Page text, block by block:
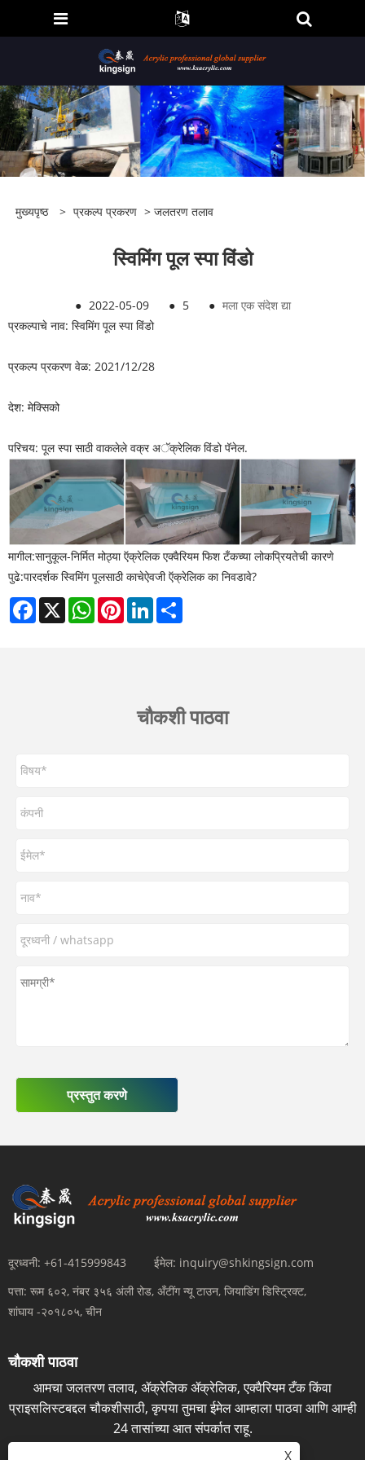
मुख्यपृष्ठ > प्रकल्प प्रकरण > जलतरण तलाव
स्विमिंग पूल स्पा विंडो
● 2022-05-09 ● 5 ● मला एक संदेश द्या
प्रकल्पाचे नाव: स्विमिंग पूल स्पा विंडो
प्रकल्प प्रकरण वेळ: 2021/12/28
देश: मेक्सिको
परिचय: पूल स्पा साठी वाकलेले वक्र अॅक्रेलिक विंडो पॅनेल.
मागील:सानुकूल-निर्मित मोठ्या ऍक्रेलिक एक्वैरियम फिश टँकच्या लोकप्रियतेची कारणे
पुढे:पारदर्शक स्विमिंग पूलसाठी काचेऐवजी ऍक्रेलिक का निवडावे?
Facebook
X WhatsAppPinterestLinkedIn
चौकशी पाठवा
प्रस्तुत करणे
दूरध्वनी: +61-415999843 ईमेल: inquiry@shkingsign.com
पत्ता: रूम ६०२, नंबर ३५६ अंली रोड, अँटींग न्यू टाउन, जियाडिंग डिस्ट्रिक्ट,
शांघाय -२०१८०५, चीन
चौकशी पाठवा
आमचा जलतरण तलाव, ॲक्रेलिक ॲक्रेलिक, एक्वैरियम टँक किंवा
प्राइसलिस्टबद्दल चौकशीसाठी, कृपया तुमचा ईमेल आम्हाला पाठवा आणि आम्ही
24 तासांच्या आत संपर्कात राहू.
X